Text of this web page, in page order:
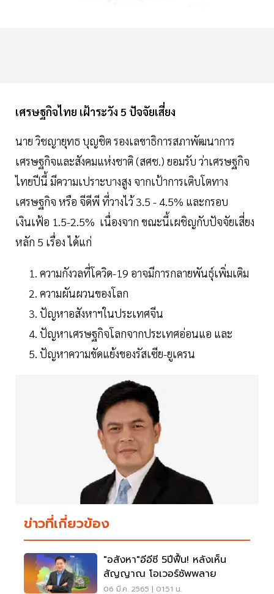
เศรษฐกิจไทย เฝ้าระวัง 5 ปัจจัยเสี่ยง
นาย วิชญายุทธ บุญชิต รองเลขาธิการสภาพัฒนาการ
เศรษฐกิจและสังคมแห่งชาติ (สศช.) ยอมรับ ว่าเศรษฐกิจ
ไทยปีนี้ มีความเปราะบางสูง จากเป้าการเติบโตทาง
เศรษฐกิจ หรือ จีดีพี ที่วางไว้ 3.5 - 4.5% และกรอบ
เงินเฟ้อ 1.5-2.5% เนื่องจาก ขณะนี้เผชิญกับปัจจัยเสี่ยง
หลัก 5 เรื่อง ได้แก่
ความกังวลที่โควิด-19 อาจมีการกลายพันธุ์เพิ่มเติม
ความผันผวนของโลก
ปัญหาอสังหาฯในประเทศจีน
ปัญหาเศรษฐกิจโลกจากประเทศอ่อนแอ และ
ปัญหาความขัดแย้งของรัสเซีย-ยูเครน
ข่าวที่เกี่ยวข้อง
"อสังหา"อีอีซี 5ปีฟื้น! หลังเห็น
สัญญาณ โอเวอร์ซัพพลาย
06 มี.ค. 2565 | 01:51 น.